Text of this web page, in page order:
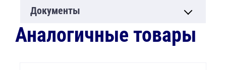
Документы
Аналогичные товары